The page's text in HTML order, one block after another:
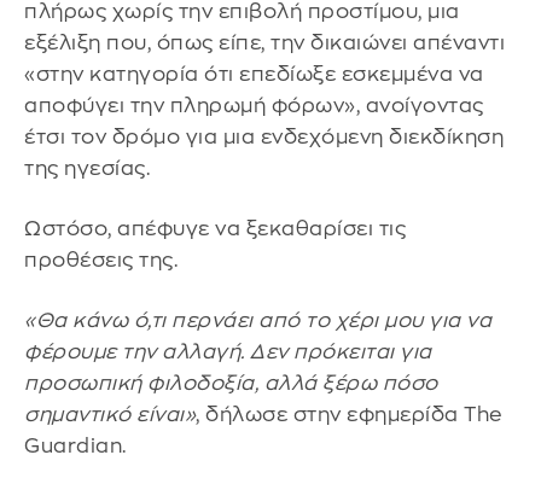
πλήρως χωρίς την επιβολή προστίμου, μια
εξέλιξη που, όπως είπε, την δικαιώνει απέναντι
«στην κατηγορία ότι επεδίωξε εσκεμμένα να
αποφύγει την πληρωμή φόρων», ανοίγοντας
έτσι τον δρόμο για μια ενδεχόμενη διεκδίκηση
της ηγεσίας.
Ωστόσο, απέφυγε να ξεκαθαρίσει τις
προθέσεις της.
«Θα κάνω ό,τι περνάει από το χέρι μου για να
φέρουμε την αλλαγή. Δεν πρόκειται για
προσωπική φιλοδοξία, αλλά ξέρω πόσο
σημαντικό είναι», δήλωσε στην εφημερίδα The
Guardian.